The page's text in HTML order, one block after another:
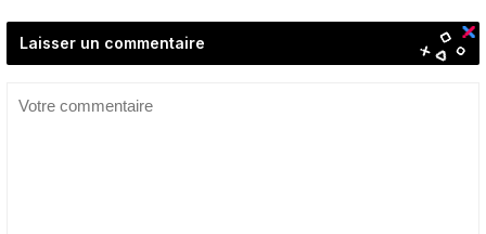
Laisser un commentaire